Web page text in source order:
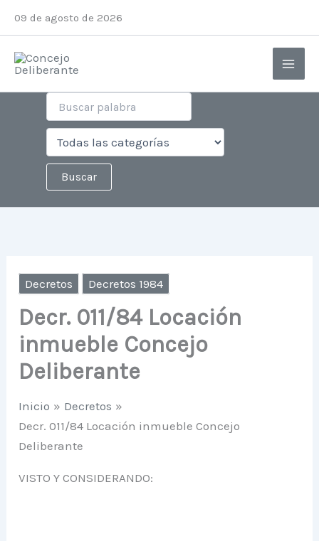
contenido
09 de agosto de 2026
Decretos Decretos 1984
Decr. 011/84 Locación
inmueble Concejo
Deliberante
Inicio
Decretos
Decr. 011/84 Locación inmueble Concejo
Deliberante
VISTO Y CONSIDERANDO: